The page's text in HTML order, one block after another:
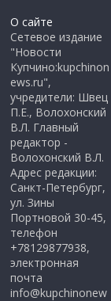
О сайте
Сетевое издание
"Новости
Купчино:kupchinon
ews.ru",
учредители: Швец
П.Е., Волохонский
В.Л. Главный
редактор -
Волохонский В.Л.
Адрес редакции:
Санкт-Петербург,
ул. Зины
Портновой 30-45,
телефон
+78129877938,
электронная
почта
info@kupchinonew